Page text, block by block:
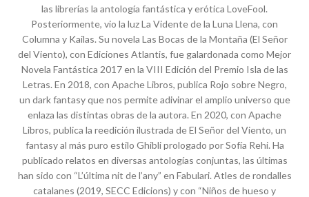
las librerías la antología fantástica y erótica LoveFool.
Posteriormente, vio la luz La Vidente de la Luna Llena, con
Columna y Kailas. Su novela Las Bocas de la Montaña (El Señor
del Viento), con Ediciones Atlantis, fue galardonada como Mejor
Novela Fantástica 2017 en la VIII Edición del Premio Isla de las
Letras. En 2018, con Apache Libros, publica Rojo sobre Negro,
un dark fantasy que nos permite adivinar el amplio universo que
enlaza las distintas obras de la autora. En 2020, con Apache
Libros, publica la reedición ilustrada de El Señor del Viento, un
fantasy al más puro estilo Ghibli prologado por Sofía Rehi. Ha
publicado relatos en diversas antologías conjuntas, las últimas
han sido con “L’última nit de l’any” en Fabulari. Atles de rondalles
catalanes (2019, SECC Edicions) y con “Niños de hueso y